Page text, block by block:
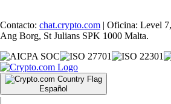
Contacto: chat.crypto.com | Oficina: Level
Ang Borg, St Julians SPK 1000 Malta.
Español
|